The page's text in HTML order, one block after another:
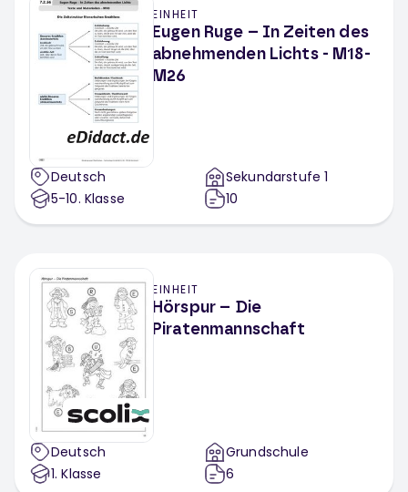
EINHEIT
Eugen Ruge – In Zeiten des
abnehmenden Lichts - M18-
M26
Deutsch
5-10. Klasse
Sekundarstufe 1
10
EINHEIT
Hörspur – Die
Piratenmannschaft
Deutsch
1. Klasse
Grundschule
6